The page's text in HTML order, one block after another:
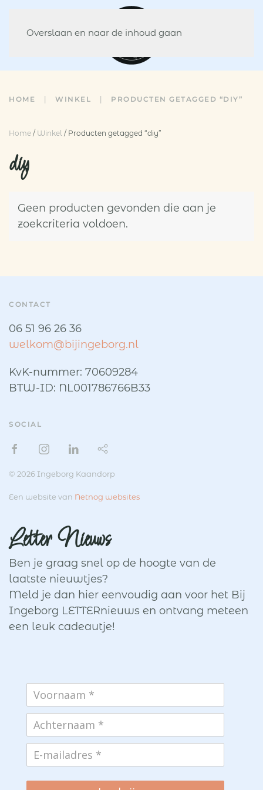
Overslaan en naar de inhoud gaan
HOME WINKEL PRODUCTEN GETAGGED “DIY”
Home / Winkel / Producten getagged “diy”
diy
Geen producten gevonden die aan je
zoekcriteria voldoen.
CONTACT
06 51 96 26 36
welkom@bijingeborg.nl
KvK-nummer: 70609284
BTW-ID: NL001786766B33
SOCIAL
© 2026 Ingeborg Kaandorp
Een website van Netnog websites
Letter Nieuws
Ben je graag snel op de hoogte van de
laatste nieuwtjes?
Meld je dan hier eenvoudig aan voor het Bij
Ingeborg LETTERnieuws en ontvang meteen
een leuk cadeautje!